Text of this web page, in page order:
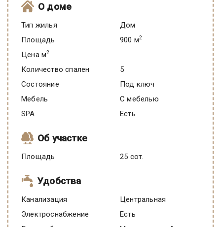
О доме
Тип жилья
Дом
Площадь
900 м2
Цена м2
Количество спален
5
Состояние
под ключ
Мебель
C мебелью
SPA
есть
Об участке
Площадь 25 сот.
Удобства
Канализация
Центральная
Электроснабжение
есть